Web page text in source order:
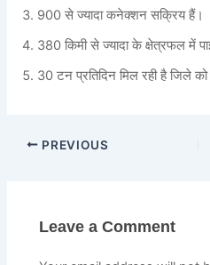
900 से ज्यादा कनेक्शन सक्रिय हैं।
380 किमी से ज्यादा के क्षेत्रफल में
30 टन प्रतिदिन मिल रही है जिले
PREVIOUS
Leave a Comment